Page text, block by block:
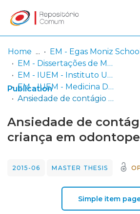
Communities
& Collections
Browse repository
Log
In
(current)
Home
EM - Dissertações de Mestrado
EM - IUEM - Instituto Universitário Egas Moniz
EM - IUEM - Medicina Dentária
Ansiedade de contágio pais-criança em odontopediatria
Publication
Ansiedade de
criança em
2015-06 MASTER THESIS
Simple item